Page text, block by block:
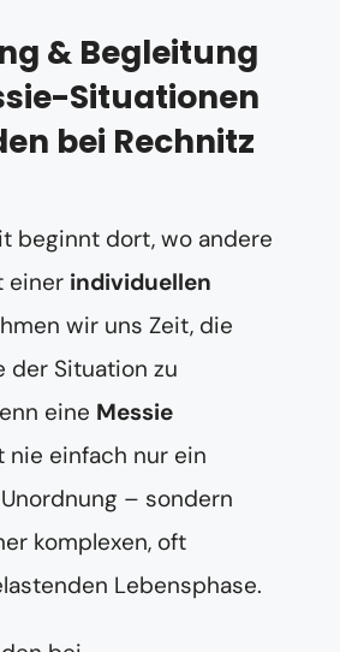
& Begleitung
Situationen
bei Rechnitz
beginnt dort, wo andere
einer individuellen
wir uns Zeit, die
der Situation zu
eine Messie
nie einfach nur ein
– sondern
komplexen, oft
Lebensphase.